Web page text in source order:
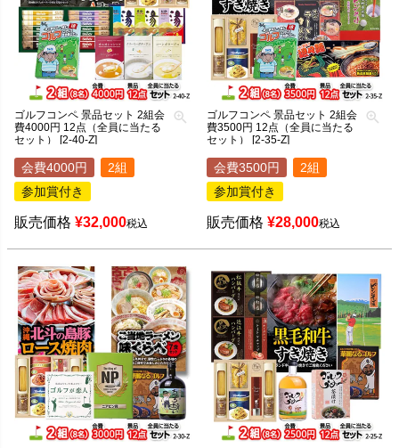
ゴルフコンペ 景品セット 2組会
費4000円 12点（全員に当たる
セット） [2-40-Z]
会費4000円
2組
参加賞付き
販売価格 ¥32,000税込
ゴルフコンペ 景品セット 2組会
費3500円 12点（全員に当たる
セット） [2-35-Z]
会費3500円
2組
参加賞付き
販売価格 ¥28,000税込